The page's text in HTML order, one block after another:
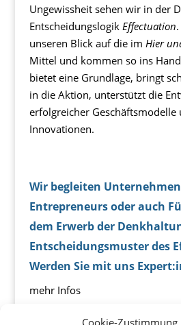
Cookie-Zustimmung
Ungewissheit sehen wir in der
Entscheidungslogik Effectuation
unseren Blick auf die im Hier
Mittel und kommen so ins
bietet eine Grundlage, bringt
in die Aktion, unterstützt die
erfolgreicher
Innovationen.
Wir begleiten
Entrepreneurs oder auch
dem Erwerb der
Entscheidungsmuster des
Werden Sie mit uns
mehr Infos